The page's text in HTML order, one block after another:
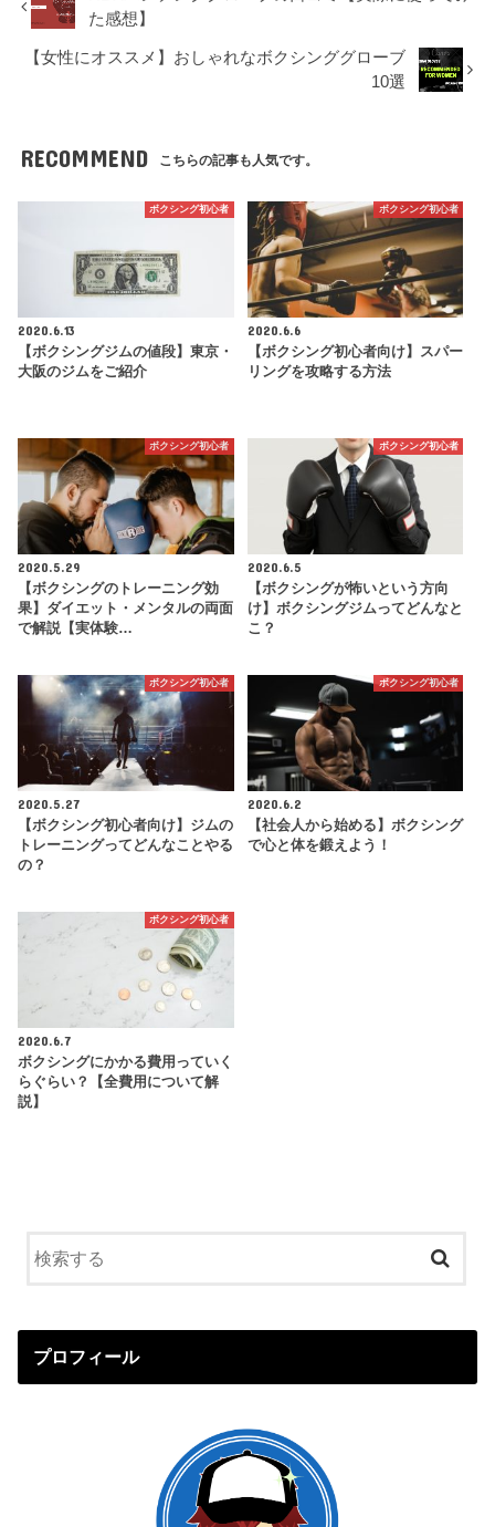
た感想】
【女性にオススメ】おしゃれなボクシンググローブ
10選
RECOMMEND こちらの記事も人気です。
ボクシング初心者
2020.6.13
【ボクシングジムの値段】東京・
大阪のジムをご紹介
ボクシング初心者
2020.6.6
【ボクシング初心者向け】スパー
リングを攻略する方法
ボクシング初心者
2020.5.29
【ボクシングのトレーニング効
果】ダイエット・メンタルの両面
で解説【実体験…
ボクシング初心者
2020.6.5
【ボクシングが怖いという方向
け】ボクシングジムってどんなと
こ？
ボクシング初心者
2020.5.27
【ボクシング初心者向け】ジムの
トレーニングってどんなことやる
の？
ボクシング初心者
2020.6.2
【社会人から始める】ボクシング
で心と体を鍛えよう！
ボクシング初心者
2020.6.7
ボクシングにかかる費用っていく
らぐらい？【全費用について解
説】
プロフィール